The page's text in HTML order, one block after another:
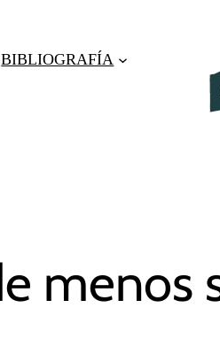
BIBLIOGRAFÍA
menos